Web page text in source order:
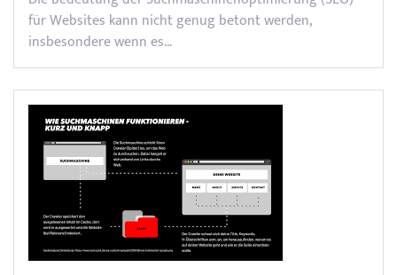
für Websites kann nicht genug betont werden,
insbesondere wenn es…